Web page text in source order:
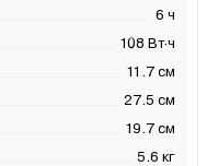
6 ч
108 Вт·ч
11.7 см
27.5 см
19.7 см
5.6 кг